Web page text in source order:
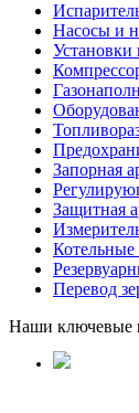
Насосы и
Установки
Запорная
Защитная
Перевод
Наши ключевые